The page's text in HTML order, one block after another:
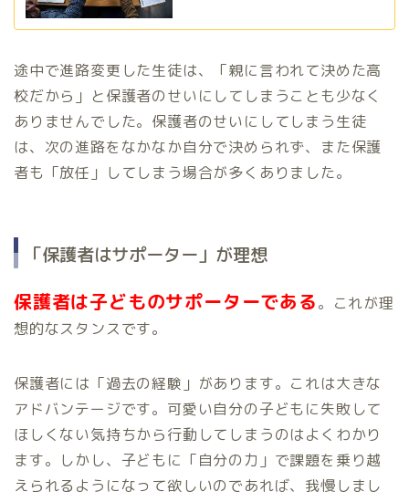
途中で進路変更した生徒は、「親に言われて決めた高
校だから」と保護者のせいにしてしまうことも少なく
ありませんでした。保護者のせいにしてしまう生徒
は、次の進路をなかなか自分で決められず、また保護
者も「放任」してしまう場合が多くありました。
「保護者はサポーター」が理想
保護者は子どものサポーターである。これが理
想的なスタンスです。
保護者には「過去の経験」があります。これは大きな
アドバンテージです。可愛い自分の子どもに失敗して
ほしくない気持ちから行動してしまうのはよくわかり
ます。しかし、子どもに「自分の力」で課題を乗り越
えられるようになって欲しいのであれば、我慢しまし